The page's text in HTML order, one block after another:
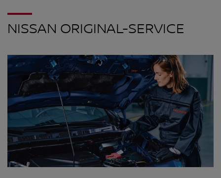
NISSAN ORIGINAL-SERVICE